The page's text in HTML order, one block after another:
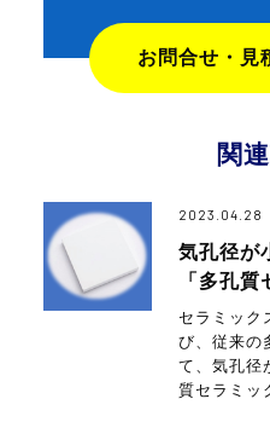
お問合せ・見
関
2023.04.28
気孔径が
「多孔
セラミック
び、従来の
て、気孔径
質セラミッ